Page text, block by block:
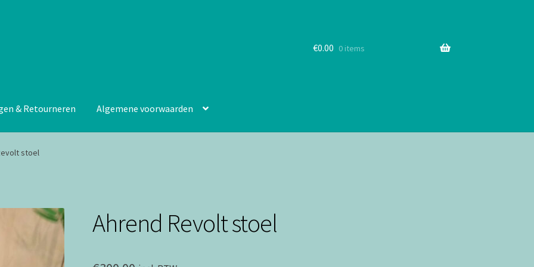
€0.00 0 items
& Retourneren Algemene voorwaarden
stoel
Ahrend Revolt stoel